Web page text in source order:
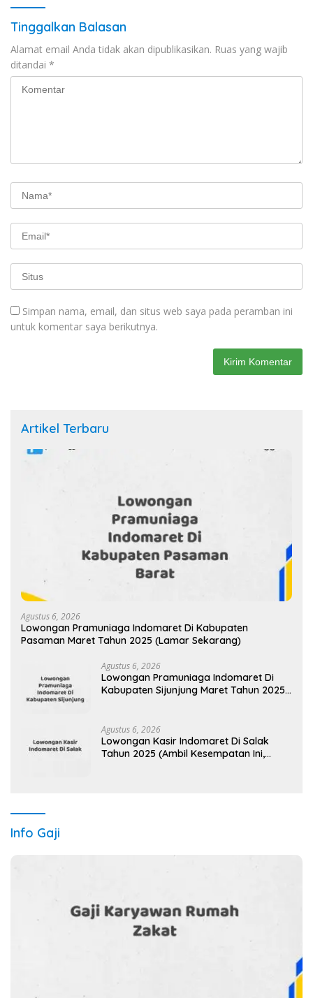
Tinggalkan Balasan
Alamat email Anda tidak akan dipublikasikan. Ruas yang wajib
ditandai *
Simpan nama, email, dan situs web saya pada peramban ini
untuk komentar saya berikutnya.
Artikel Terbaru
Agustus 6, 2026
Lowongan Pramuniaga Indomaret Di Kabupaten
Pasaman Maret Tahun 2025 (Lamar Sekarang)
Agustus 6, 2026
Lowongan Pramuniaga Indomaret Di
Kabupaten Sijunjung Maret Tahun 2025
Agustus 6, 2026
Lowongan Kasir Indomaret Di Salak
Tahun 2025 (Ambil Kesempatan Ini,
Info Gaji